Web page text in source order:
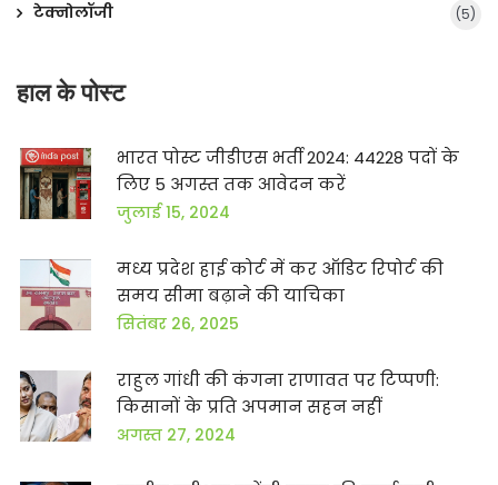
टेक्नोलॉजी (5)
हाल के पोस्ट
भारत पोस्ट जीडीएस भर्ती 2024: 44228 पदों के
लिए 5 अगस्त तक आवेदन करें
जुलाई 15, 2024
मध्य प्रदेश हाई कोर्ट में कर ऑडिट रिपोर्ट की
समय सीमा बढ़ाने की याचिका
सितंबर 26, 2025
राहुल गांधी की कंगना राणावत पर टिप्पणी:
किसानों के प्रति अपमान सहन नहीं
अगस्त 27, 2024